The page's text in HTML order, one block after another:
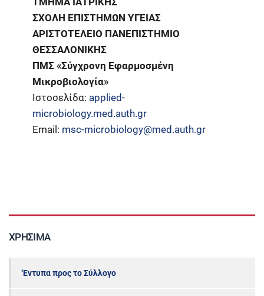
ΣΧΟΛΗ ΕΠΙΣΤΗΜΩΝ ΥΓΕΙΑΣ
ΑΡΙΣΤΟΤΕΛΕΙΟ ΠΑΝΕΠΙΣΤΗΜΙΟ
ΘΕΣΣΑΛΟΝΙΚΗΣ
ΠΜΣ «Σύγχρονη Εφαρμοσμένη
Μικροβιολογία»
Ιστοσελίδα: applied-
microbiology.med.auth.gr
Email: msc-microbiology@med.auth.gr
ΧΡΉΣΙΜΑ
‘Εντυπα προς το Σύλλογο